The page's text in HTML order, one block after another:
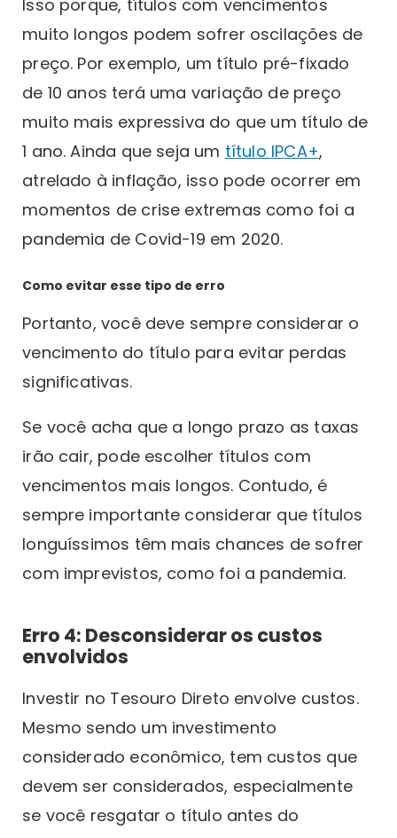
Isso porque, títulos com vencimentos
muito longos podem sofrer oscilações de
preço. Por exemplo, um título pré-fixado
de 10 anos terá uma variação de preço
muito mais expressiva do que um título de
1 ano. Ainda que seja um título IPCA+,
atrelado à inflação, isso pode ocorrer em
momentos de crise extremas como foi a
pandemia de Covid-19 em 2020.
Como evitar esse tipo de erro
Portanto, você deve sempre considerar o
vencimento do título para evitar perdas
significativas.
Se você acha que a longo prazo as taxas
irão cair, pode escolher títulos com
vencimentos mais longos. Contudo, é
sempre importante considerar que títulos
longuíssimos têm mais chances de sofrer
com imprevistos, como foi a pandemia.
Erro 4: Desconsiderar os custos
envolvidos
Investir no Tesouro Direto envolve custos.
Mesmo sendo um investimento
considerado econômico, tem custos que
devem ser considerados, especialmente
se você resgatar o título antes do